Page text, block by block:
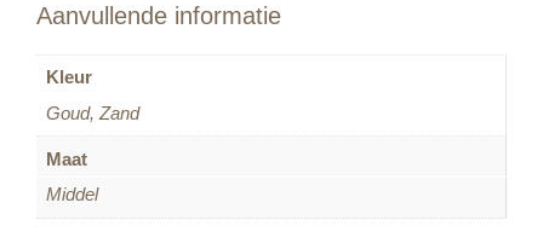
Aanvullende informatie
Kleur
Goud, Zand
Maat
Middel